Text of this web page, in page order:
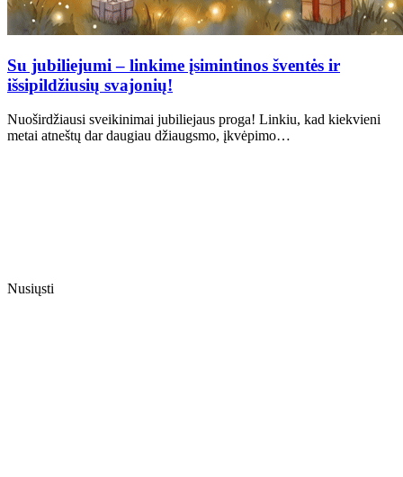
Su jubiliejumi – linkime įsimintinos šventės ir
išsipildžiusių svajonių!
Nuoširdžiausi sveikinimai jubiliejaus proga! Linkiu, kad kiekvieni
metai atneštų dar daugiau džiaugsmo, įkvėpimo…
Nusiųsti